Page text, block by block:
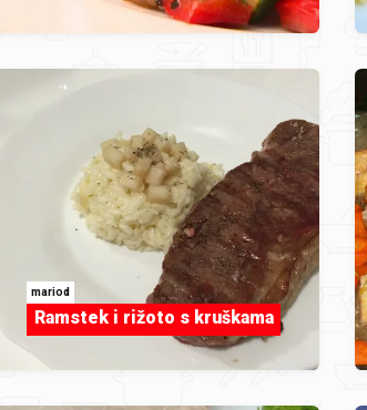
mariod
Ramstek i rižoto s kruškama